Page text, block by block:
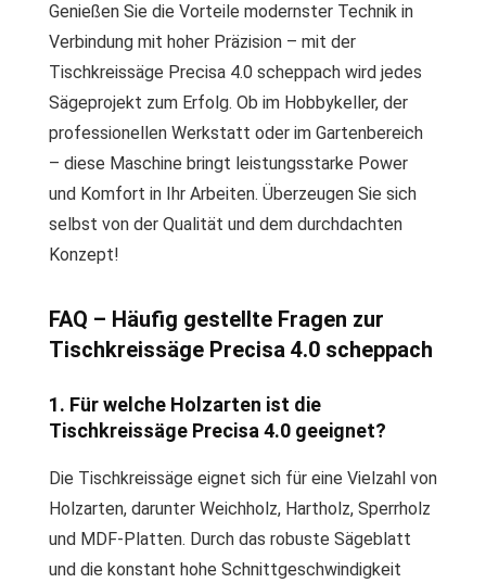
Genießen Sie die Vorteile modernster Technik in
Verbindung mit hoher Präzision – mit der
Tischkreissäge Precisa 4.0 scheppach wird jedes
Sägeprojekt zum Erfolg. Ob im Hobbykeller, der
professionellen Werkstatt oder im Gartenbereich
– diese Maschine bringt leistungsstarke Power
und Komfort in Ihr Arbeiten. Überzeugen Sie sich
selbst von der Qualität und dem durchdachten
Konzept!
FAQ – Häufig gestellte Fragen zur
Tischkreissäge Precisa 4.0 scheppach
1. Für welche Holzarten ist die
Tischkreissäge Precisa 4.0 geeignet?
Die Tischkreissäge eignet sich für eine Vielzahl von
Holzarten, darunter Weichholz, Hartholz, Sperrholz
und MDF-Platten. Durch das robuste Sägeblatt
und die konstant hohe Schnittgeschwindigkeit